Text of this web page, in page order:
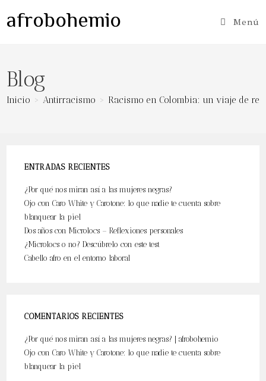
afrobohemio Menú
Blog
Inicio > Antirracismo > Racismo en Colombia: un viaje de
ENTRADAS RECIENTES
¿Por qué nos miran así a las mujeres negras?
Ojo con Caro White y Carotone: lo que nadie te cuenta sobre
blanquear la piel
Dos años con Microlocs – Reflexiones personales
¿Microlocs o no? Descúbrelo con este test
Cabello afro en el entorno laboral
COMENTARIOS RECIENTES
¿Por qué nos miran así a las mujeres negras? | afrobohemio
Ojo con Caro White y Carotone: lo que nadie te cuenta sobre
blanquear la piel